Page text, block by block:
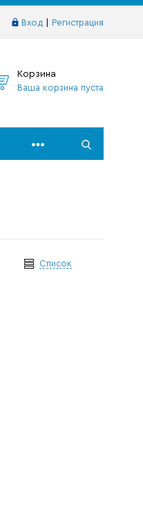
Вход Регистрация
Корзина
Ваша корзина пуста
Список